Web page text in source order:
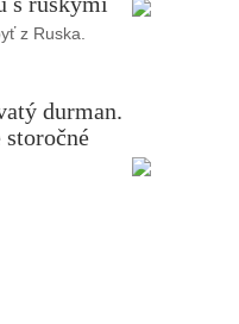
z Ruska.
durman.